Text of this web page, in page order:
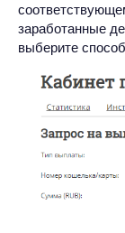
заработанные
выберите